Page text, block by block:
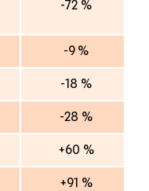
-72 %
-9 %
-18 %
-28 %
+60 %
+91 %